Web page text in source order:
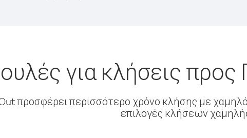
για κλήσεις προς
προσφέρει περισσότερο χρόνο κλήσης με
επιλογές κλήσεων